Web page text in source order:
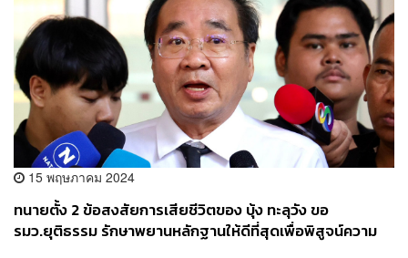
15 พฤษภาคม 2024
ทนายตั้ง 2 ข้อสงสัยการเสียชีวิตของ บุ้ง ทะลุวัง ขอ
รมว.ยุติธรรม รักษาพยานหลักฐานให้ดีที่สุดเพื่อพิสูจน์ความ